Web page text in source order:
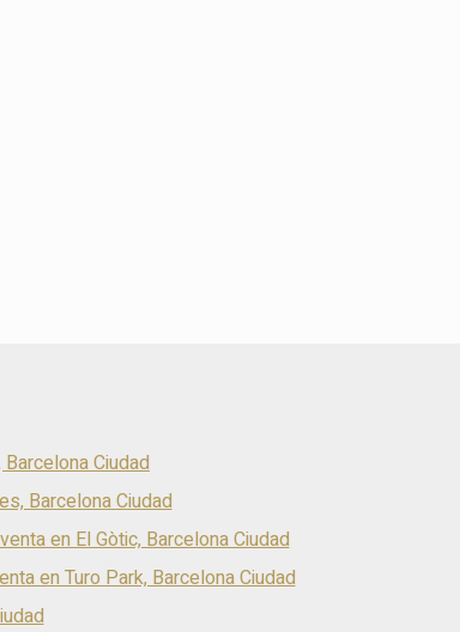
Ciudad
Barcelona Ciudad
en El Gòtic, Barcelona Ciudad
en Turo Park, Barcelona Ciudad